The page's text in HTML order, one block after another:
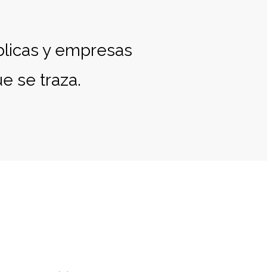
y empresas
se traza.